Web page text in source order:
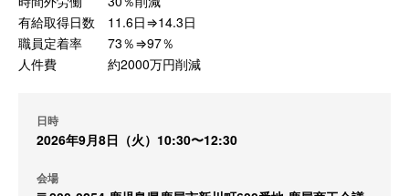
有給取得日数 11.6日⇒14.3日
職員定着率 73％⇒97％
人件費 約2000万円削減
日時
2026年9月8日（火）10:30〜12:30
会場